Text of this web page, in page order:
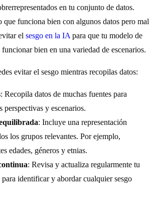
en tu conjunto de datos.
que funciona bien con algunos datos pero mal
el sesgo en la IA para que tu modelo de
bien en una variedad de escenarios.
evitar el sesgo mientras recopilas datos:
: Recopila datos de muchas fuentes para
perspectivas y escenarios.
: Incluye una representación
los grupos relevantes. Por ejemplo,
edades, géneros y etnias.
: Revisa y actualiza regularmente tu
identificar y abordar cualquier sesgo